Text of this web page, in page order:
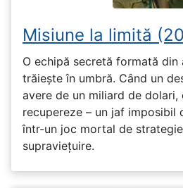
Misiune la limită
O echipă secretă formată din
trăiește în umbră. Când un
avere de un miliard de dolari,
recupereze – un jaf imposibil
într-un joc mortal de
supraviețuire.